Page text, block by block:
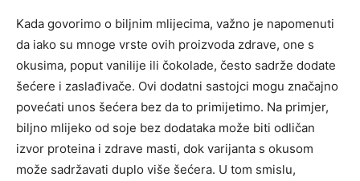
Kada govorimo o biljnim mlijecima, važno je napomenuti
da iako su mnoge vrste ovih proizvoda zdrave, one s
okusima, poput vanilije ili čokolade, često sadrže dodate
šećere i zaslađivače. Ovi dodatni sastojci mogu značajno
povećati unos šećera bez da to primijetimo. Na primjer,
biljno mlijeko od soje bez dodataka može biti odličan
izvor proteina i zdrave masti, dok varijanta s okusom
može sadržavati duplo više šećera. U tom smislu,